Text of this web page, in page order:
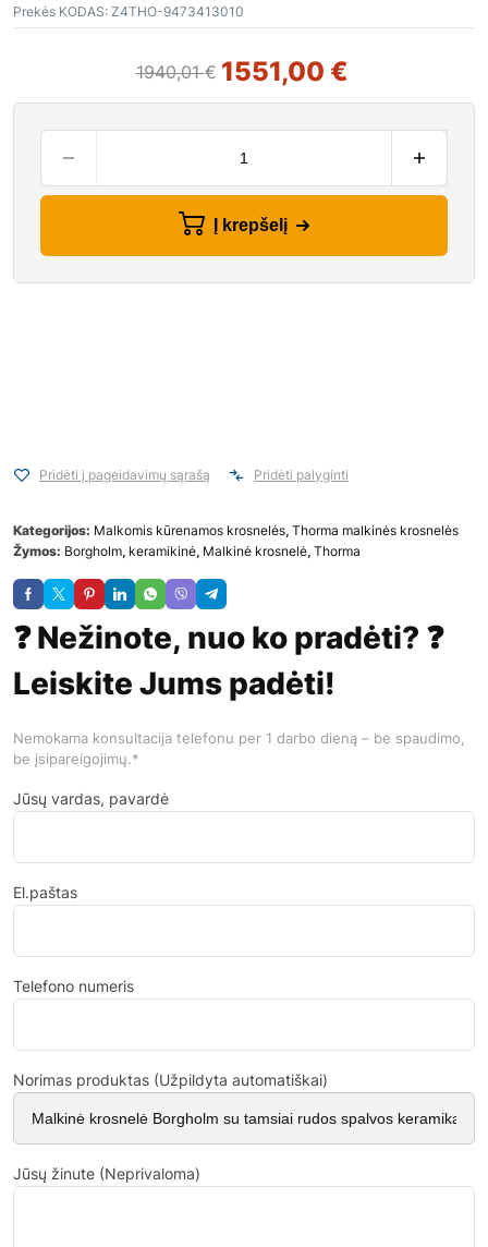
Prekės KODAS: Z4THO-9473413010
1940,01€ 1551,00 €
Į krepšelį
Pridėti į pageidavimų sąrašą Pridėti palyginti
Kategorijos: Malkomis kūrenamos krosnelės, Thorma malkinės krosnelės
Žymos: Borgholm, keramikinė, Malkinė krosnelė, Thorma
❓ Nežinote, nuo ko pradėti? ❓
Leiskite Jums padėti!
Nemokama konsultacija telefonu per 1 darbo dieną – be spaudimo,
be įsipareigojimų.*
Jūsų vardas, pavardė
El.paštas
Telefono numeris
Norimas produktas (Užpildyta automatiškai)
Jūsų žinute (Neprivaloma)